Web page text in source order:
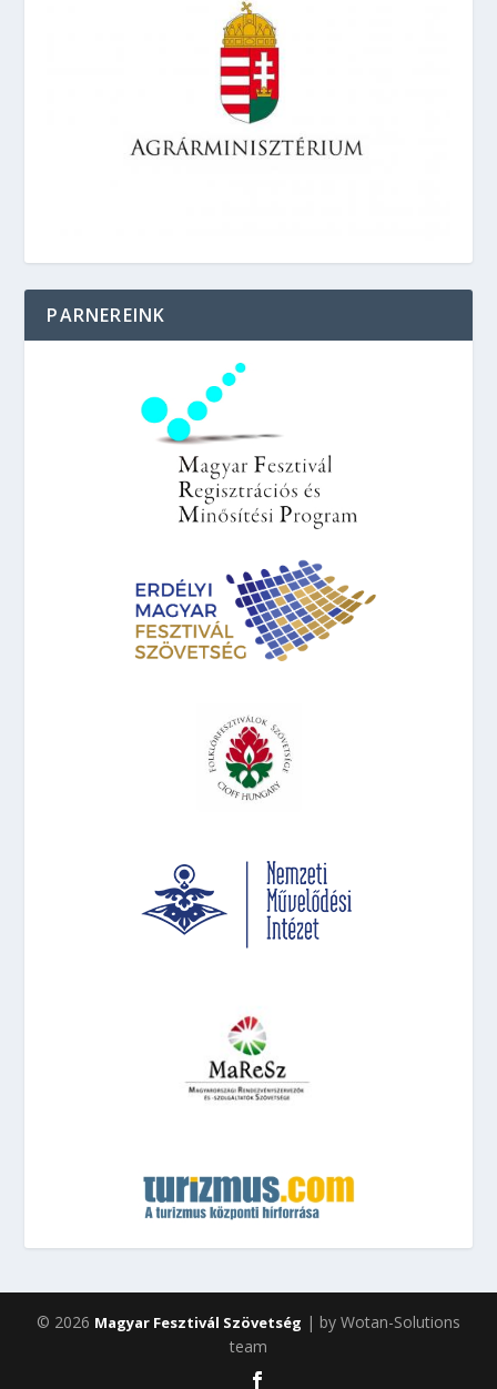
PARNEREINK
© 2026 Magyar Fesztivál Szövetség | by Wotan-Solutions
team